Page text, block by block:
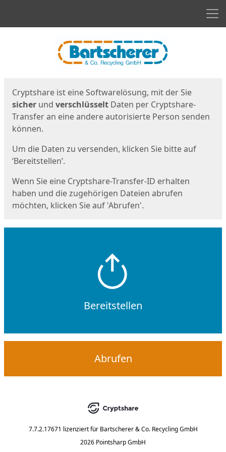
Cryptshare ist eine Softwarelösung, mit der Sie
sicher und verschlüsselt Daten per Cryptshare-
Transfer an eine andere autorisierte Person senden
können.
Um die Daten zu versenden, klicken Sie bitte auf
‘Bereitstellen’.
Wenn Sie eine Cryptshare-Transfer-ID erhalten
haben und die zugehörigen Dateien abrufen
möchten, klicken Sie auf 'Abrufen'.
Bereitstellen
Abrufen
7.7.2.17671 lizenziert für Bartscherer & Co. Recycling GmbH
2026 Pointsharp GmbH